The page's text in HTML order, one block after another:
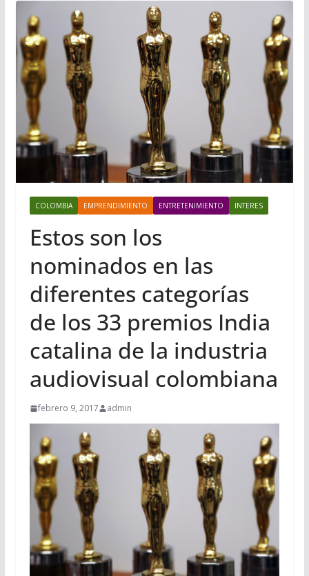
COLOMBIA EMPRENDIMIENTO ENTRETENIMIENTO INTERES
Estos son los
nominados en las
diferentes categorías
de los 33 premios India
catalina de la industria
audiovisual colombiana
febrero 9, 2017 admin